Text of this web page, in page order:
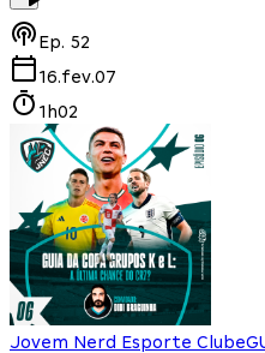
Ep. 52
16.fev.07
1h02
Jovem Nerd Esporte Clube